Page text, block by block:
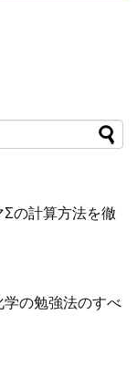
Σの計算方法を徹
の勉強法のすべ